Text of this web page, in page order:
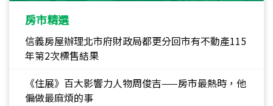
房市精選
信義房屋辦理北市府財政局都更分回市有不動產115
年第2次標售結果
《住展》百大影響力人物周俊吉——房市最熱時，他
偏做最麻煩的事